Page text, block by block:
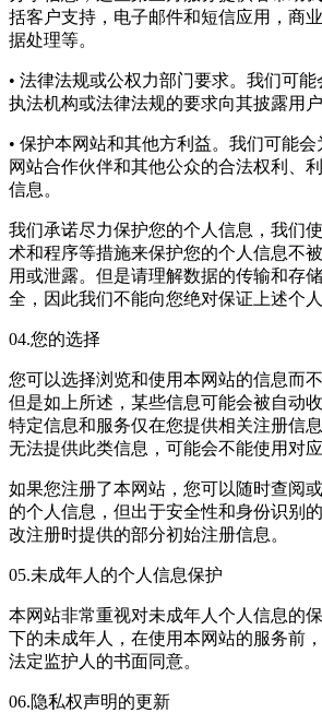
括客户支持，电子邮件和短信应用，商
据处理等。
• 法律法规或公权力部门要求。我们可
执法机构或法律法规的要求向其披露用户
• 保护本网站和其他方利益。我们可能
网站合作伙伴和其他公众的合法权利、
信息。
我们承诺尽力保护您的个人信息，我们
术和程序等措施来保护您的个人信息不
用或泄露。但是请理解数据的传输和存
全，因此我们不能向您绝对保证上述个
04.您的选择
您可以选择浏览和使用本网站的信息而
但是如上所述，某些信息可能会被自动
特定信息和服务仅在您提供相关注册信
无法提供此类信息，可能会不能使用对应
如果您注册了本网站，您可以随时查阅
的个人信息，但出于安全性和身份识别
改注册时提供的部分初始注册信息。
05.未成年人的个人信息保护
本网站非常重视对未成年人个人信息的
下的未成年人，在使用本网站的服务前
法定监护人的书面同意。
06.隐私权声明的更新